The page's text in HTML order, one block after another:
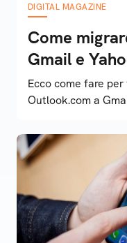
DIGITAL MAGAZINE
Come
Gmail e
Ecco come fare
Outlook.com a